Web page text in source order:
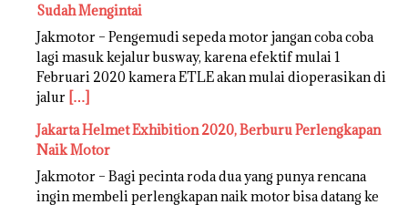
Sudah Mengintai
Jakmotor – Pengemudi sepeda motor jangan coba coba
lagi masuk kejalur busway, karena efektif mulai 1
Februari 2020 kamera ETLE akan mulai dioperasikan di
jalur […]
Jakarta Helmet Exhibition 2020, Berburu Perlengkapan
Naik Motor
Jakmotor – Bagi pecinta roda dua yang punya rencana
ingin membeli perlengkapan naik motor bisa datang ke